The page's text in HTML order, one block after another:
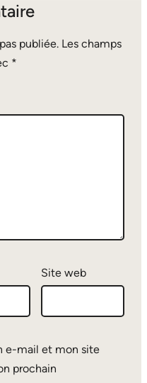
publiée. Les champs
*
Site web
e-mail et mon site
prochain